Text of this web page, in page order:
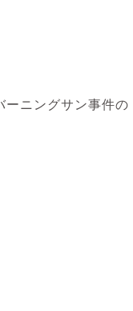
ーニングサン事件の